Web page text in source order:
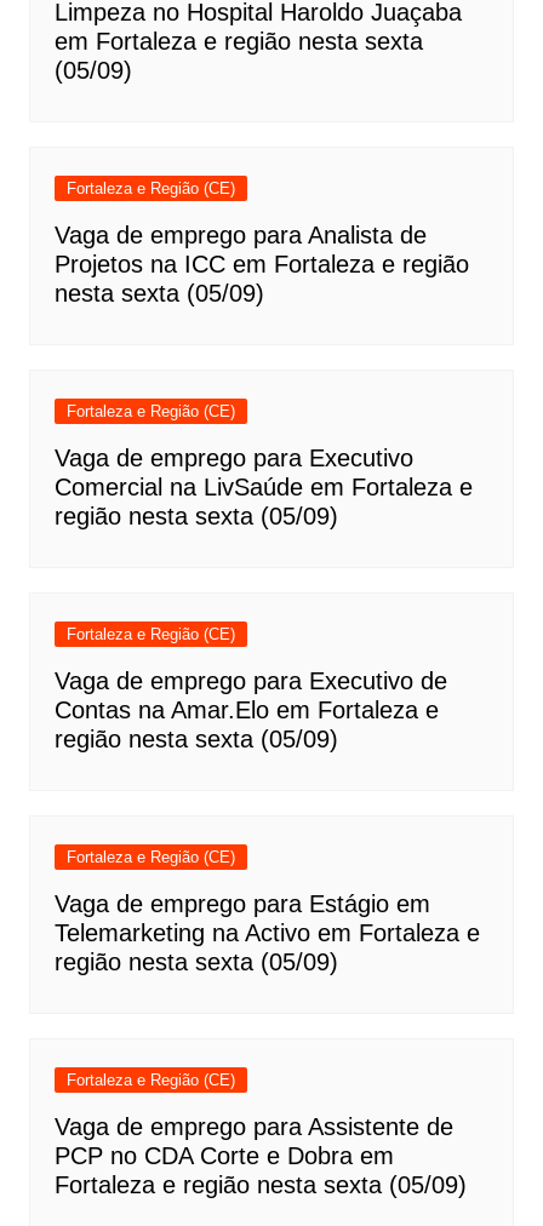
Limpeza no Hospital Haroldo Juaçaba
em Fortaleza e região nesta sexta
(05/09)
Fortaleza e Região (CE)
Vaga de emprego para Analista de
Projetos na ICC em Fortaleza e região
nesta sexta (05/09)
Fortaleza e Região (CE)
Vaga de emprego para Executivo
Comercial na LivSaúde em Fortaleza e
região nesta sexta (05/09)
Fortaleza e Região (CE)
Vaga de emprego para Executivo de
Contas na Amar.Elo em Fortaleza e
região nesta sexta (05/09)
Fortaleza e Região (CE)
Vaga de emprego para Estágio em
Telemarketing na Activo em Fortaleza e
região nesta sexta (05/09)
Fortaleza e Região (CE)
Vaga de emprego para Assistente de
PCP no CDA Corte e Dobra em
Fortaleza e região nesta sexta (05/09)